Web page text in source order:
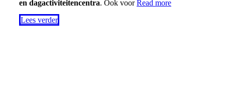
en dagactiviteitencentra. Ook voorRead more
Lees verder